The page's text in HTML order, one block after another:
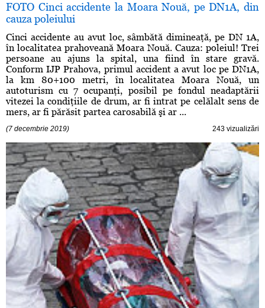
FOTO Cinci accidente la Moara Nouă, pe DN1A, din
cauza poleiului
Cinci accidente au avut loc, sâmbătă dimineaţă, pe DN 1A,
în localitatea prahoveană Moara Nouă. Cauza: poleiul! Trei
persoane au ajuns la spital, una fiind în stare gravă.
Conform IJP Prahova, primul accident a avut loc pe DN1A,
la km 80+100 metri, în localitatea Moara Nouă, un
autoturism cu 7 ocupanţi, posibil pe fondul neadaptării
vitezei la condiţiile de drum, ar fi intrat pe celălalt sens de
mers, ar fi părăsit partea carosabilă şi ar ...
(7 decembrie 2019) 243 vizualizări